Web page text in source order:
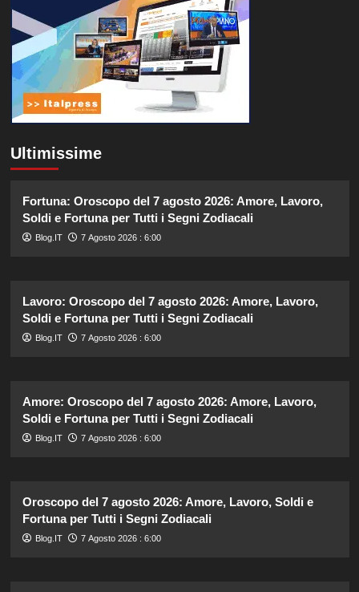
Ultimissime
Fortuna: Oroscopo del 7 agosto 2026: Amore, Lavoro,
Soldi e Fortuna per Tutti i Segni Zodiacali
Blog.IT 7 Agosto 2026 : 6:00
Lavoro: Oroscopo del 7 agosto 2026: Amore, Lavoro,
Soldi e Fortuna per Tutti i Segni Zodiacali
Blog.IT 7 Agosto 2026 : 6:00
Amore: Oroscopo del 7 agosto 2026: Amore, Lavoro,
Soldi e Fortuna per Tutti i Segni Zodiacali
Blog.IT 7 Agosto 2026 : 6:00
Oroscopo del 7 agosto 2026: Amore, Lavoro, Soldi e
Fortuna per Tutti i Segni Zodiacali
Blog.IT 7 Agosto 2026 : 6:00